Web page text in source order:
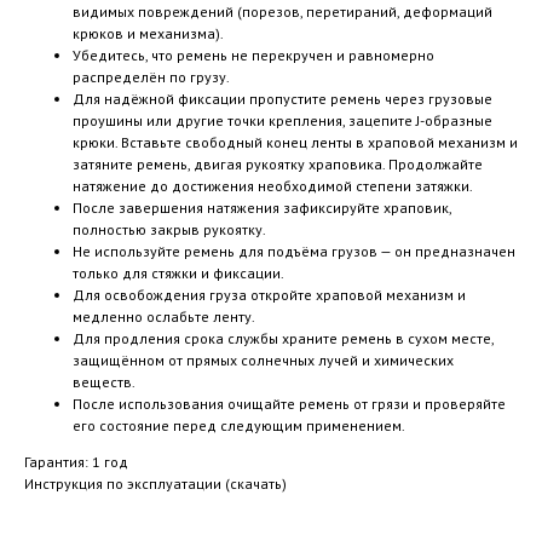
видимых повреждений (порезов, перетираний, деформаций
крюков и механизма).
Убедитесь, что ремень не перекручен и равномерно
распределён по грузу.
Для надёжной фиксации пропустите ремень через грузовые
проушины или другие точки крепления, зацепите J-образные
крюки. Вставьте свободный конец ленты в храповой механизм и
затяните ремень, двигая рукоятку храповика. Продолжайте
натяжение до достижения необходимой степени затяжки.
После завершения натяжения зафиксируйте храповик,
полностью закрыв рукоятку.
Не используйте ремень для подъёма грузов — он предназначен
только для стяжки и фиксации.
Для освобождения груза откройте храповой механизм и
медленно ослабьте ленту.
Для продления срока службы храните ремень в сухом месте,
защищённом от прямых солнечных лучей и химических
веществ.
После использования очищайте ремень от грязи и проверяйте
его состояние перед следующим применением.
Гарантия: 1 год
Инструкция по эксплуатации (скачать)